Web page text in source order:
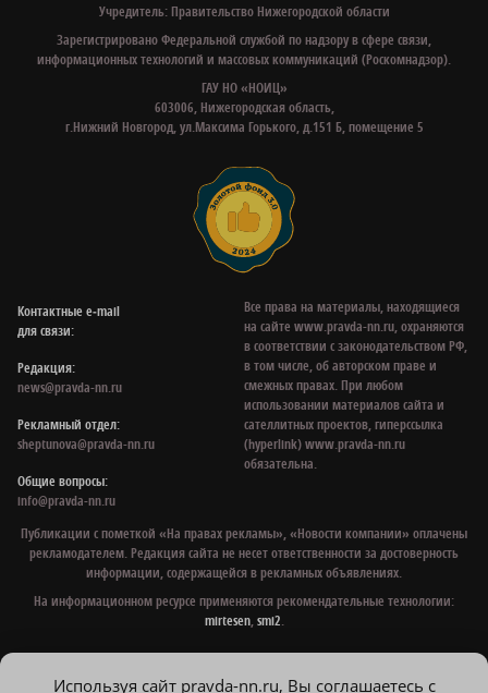
Учредитель: Правительство Нижегородской области
Зарегистрировано Федеральной службой по надзору в сфере связи,
информационных технологий и массовых коммуникаций (Роскомнадзор).
ГАУ НО «НОИЦ»
603006, Нижегородская область,
г.Нижний Новгород, ул.Максима Горького, д.151 Б, помещение 5
Контактные e‑mail
для связи:
Редакция:
news@pravda-nn.ru
Рекламный отдел:
sheptunova@pravda-nn.ru
Общие вопросы:
info@pravda-nn.ru
Все права на материалы, находящиеся
на сайте www.pravda-nn.ru, охраняются
в соответствии с законодательством РФ,
в том числе, об авторском праве и
смежных правах. При любом
использовании материалов сайта и
сателлитных проектов, гиперссылка
(hyperlink) www.pravda-nn.ru
обязательна.
Публикации с пометкой «На правах рекламы», «Новости компании» оплачены
рекламодателем. Редакция сайта не несет ответственности за достоверность
информации, содержащейся в рекламных объявлениях.
На информационном ресурсе применяются рекомендательные технологии:
mirtesen,smi2.
Используя сайт pravda-nn.ru, Вы соглашаетесь с